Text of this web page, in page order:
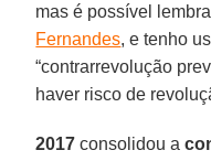
mas é possível
Fernandes, e tenho
“contrarrevolução
haver risco de
2017 consolidou a